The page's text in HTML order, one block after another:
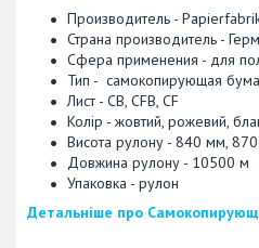
Производитель -
Страна производитель -
Сфера применения - для
Тип - самокопирующая
Лист - CB, CFB, CF
Колір - жовтий, рожевий,
Висота рулону - 840 мм,
Довжина рулону - 10500 м
Упаковка - рулон
Детальніше про